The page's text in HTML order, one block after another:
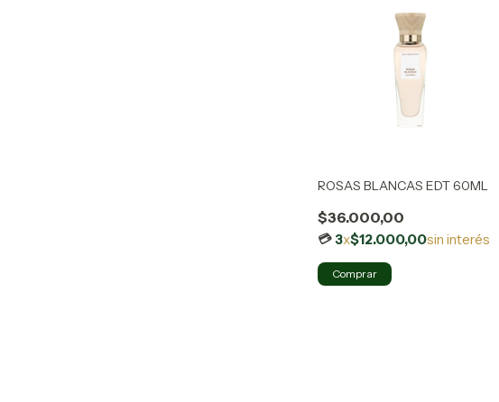
ROSAS BLANCAS EDT 60ML
$36.000,00
3x$12.000,00sin interés